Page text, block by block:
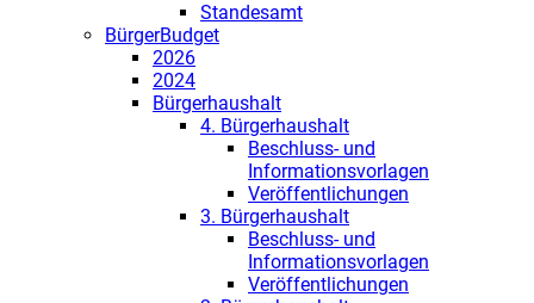
Standesamt
BürgerBudget
2026
2024
Bürgerhaushalt
4. Bürgerhaushalt
Beschluss- und
Informationsvorlagen
Veröffentlichungen
3. Bürgerhaushalt
Beschluss- und
Informationsvorlagen
Veröffentlichungen